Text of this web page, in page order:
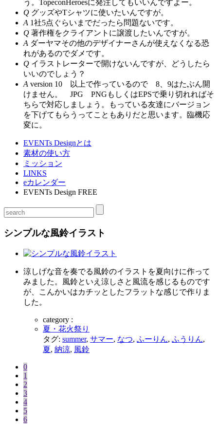
う。TopeconHeroesに発注してもいいんですよー。
Q グッズやTシャツに使いたいんですが。
A 1社5点ぐらいまでだったら問題ないです。
Q 著作権をクライアントに譲渡したいんですが。
A ダーヤマその他のデザイナーさんが使えなくなる恐
れがあるのでダメです。
Q イラストレーターで開けないんですが、どうしたら
いいのでしょう？
A version 10 以上で作っているので 8、9はたぶん開
けません。 JPG PNGもしくはEPSで乗り切れればそ
ちらで対応しましょう。もっている友達にバージョン
を下げてもらうってこともありだと思います。臨機応
変に。
EVENTs Designとは
素材の使い方
ミッション
LINKS
eカレンダー
EVENTs Design FREE
シンプルな風鈴イラスト
涼しげな音を奏でる風鈴のイラストを夏向けに作って
みました。風鈴といえ涼しさと風流を感じるものです
が、こんかいはカチッとしたフラットな感じで作りま
した。
category :
夏・花火祭り
タグ: summer, サマー, なつ, ふーりん, ふうりん,
夏, 納涼, 風鈴
0
1
2
3
4
5
6